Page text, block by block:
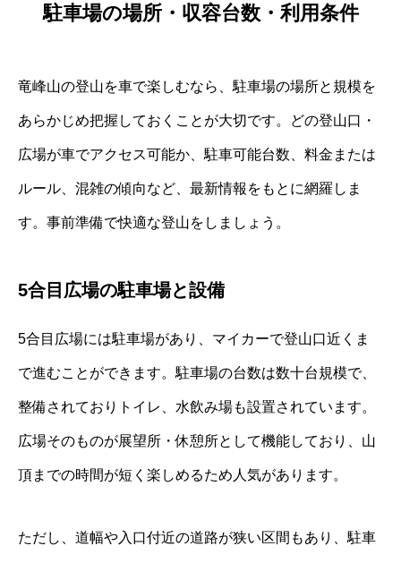
駐車場の場所・収容台数・利用条件
竜峰山の登山を車で楽しむなら、駐車場の場所と規模を
あらかじめ把握しておくことが大切です。どの登山口・
広場が車でアクセス可能か、駐車可能台数、料金または
ルール、混雑の傾向など、最新情報をもとに網羅しま
す。事前準備で快適な登山をしましょう。
5合目広場の駐車場と設備
5合目広場には駐車場があり、マイカーで登山口近くま
で進むことができます。駐車場の台数は数十台規模で、
整備されておりトイレ、水飲み場も設置されています。
広場そのものが展望所・休憩所として機能しており、山
頂までの時間が短く楽しめるため人気があります。
ただし、道幅や入口付近の道路が狭い区間もあり、駐車